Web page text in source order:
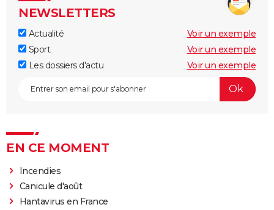
NEWSLETTERS
Actualité
Voir un exemple
Sport
Voir un exemple
Les dossiers d'actu
Voir un exemple
EN CE MOMENT
Incendies
Canicule d'août
Hantavirus en France